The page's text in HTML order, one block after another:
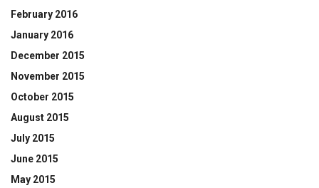
February 2016
January 2016
December 2015
November 2015
October 2015
August 2015
July 2015
June 2015
May 2015